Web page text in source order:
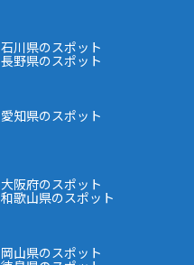
石川県のスポット
長野県のスポット
愛知県のスポット
大阪府のスポット
和歌山県のスポット
岡山県のスポット